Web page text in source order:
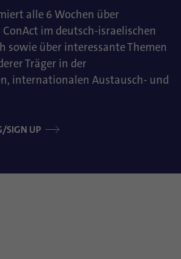
alle 6 Wochen über
im deutsch-israelischen
sowie über interessante Themen
Träger in der
internationalen Austausch- und
SIGN UP